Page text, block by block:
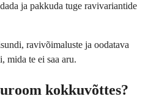
ja pakkuda tuge ravivariantide
ravivõimaluste ja oodatava
mida te ei saa aru.
kokkuvõttes?